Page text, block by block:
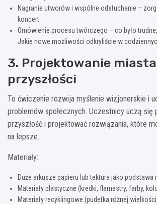
Nagranie utworów i wspólne odsłuchanie –
koncert
Omówienie procesu twórczego – co było
Jakie nowe możliwości odkryliście w
3. Projektowanie miasta
przyszłości
To ćwiczenie rozwija myślenie wizjonerskie i
problemów społecznych. Uczestnicy uczą się
przyszłość i projektować rozwiązania, które
na lepsze.
Materiały:
Duże arkusze papieru lub tektura jako podstawa
Materiały plastyczne (kredki, flamastry, farby,
Materiały recyklingowe (pudełka różnej